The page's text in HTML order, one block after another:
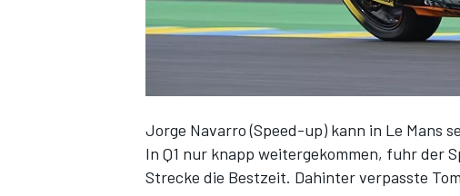
Jorge Navarro (Speed-up) kann in Le Mans
In Q1 nur knapp weitergekommen, fuhr der
Strecke die Bestzeit. Dahinter verpasste